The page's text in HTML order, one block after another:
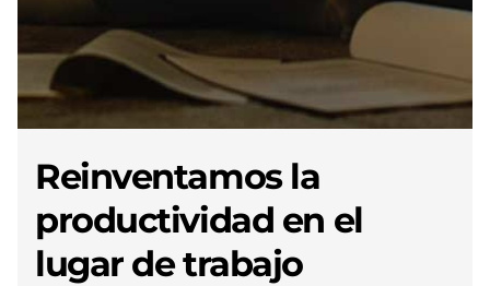
Reinventamos la
productividad en el
lugar de trabajo